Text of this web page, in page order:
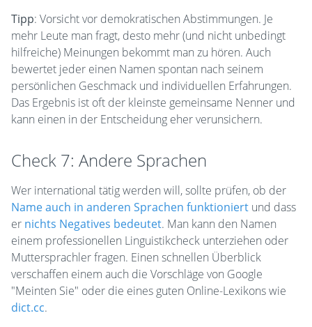
Tipp: Vorsicht vor demokratischen Abstimmungen. Je
mehr Leute man fragt, desto mehr (und nicht unbedingt
hilfreiche) Meinungen bekommt man zu hören. Auch
bewertet jeder einen Namen spontan nach seinem
persönlichen Geschmack und individuellen Erfahrungen.
Das Ergebnis ist oft der kleinste gemeinsame Nenner und
kann einen in der Entscheidung eher verunsichern.
Check 7: Andere Sprachen
Wer international tätig werden will, sollte prüfen, ob der
Name auch in anderen Sprachen funktioniert und dass
er nichts Negatives bedeutet. Man kann den Namen
einem professionellen Linguistikcheck unterziehen oder
Muttersprachler fragen. Einen schnellen Überblick
verschaffen einem auch die Vorschläge von Google
"Meinten Sie" oder die eines guten Online-Lexikons wie
dict.cc.